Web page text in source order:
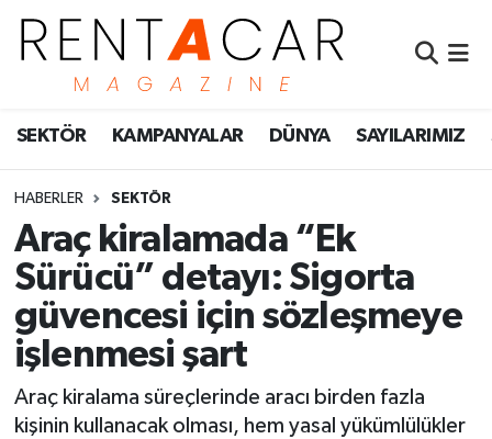
SEKTÖR KAMPANYALAR DÜNYA SAYILARIMIZ
HABERLER SEKTÖR
Araç kiralamada “Ek
Sürücü” detayı: Sigorta
güvencesi için sözleşmeye
işlenmesi şart
Araç kiralama süreçlerinde aracı birden fazla
kişinin kullanacak olması, hem yasal yükümlülükler
İstanbul Nöbetçi Eczaneler
İstanbul Hava Durumu
İstanbul Namaz Vakitleri
İstanbul Trafik Yoğunluk Haritası
Süper Lig Puan Durumu ve Fikstür
Tüm Manşetler
Son Dakika Haberleri